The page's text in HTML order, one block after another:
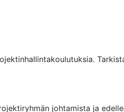
johtamista ja